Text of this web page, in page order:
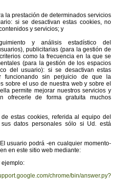
la prestación de determinados servicios
si se desactivan estas cookies, no
y servicios; y
y análisis estadístico del
publicitarias (para la gestión de
como la frecuencia en la que se
(para la gestión de los espacios
del usuario): si se desactivan estas
funcionando sin perjuicio de que la
sobre el uso de nuestra web y sobre el
permite mejorar nuestros servicios y
ofrecerle de forma gratuita muchos
estas cookies, referida al equipo del
datos personales sólo si Ud. está
usuario podrá -en cualquier momento-
en este sitio web mediante:
chrome/bin/answer.py?